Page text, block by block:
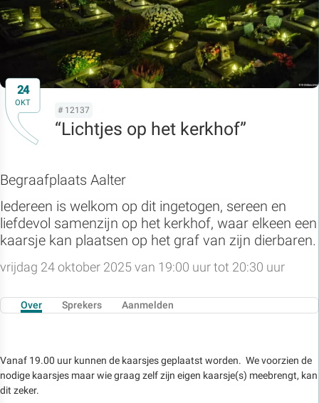
24
OKT
# 12137
“Lichtjes op het kerkhof”
Begraafplaats Aalter
Iedereen is welkom op dit ingetogen, sereen en
liefdevol samenzijn op het kerkhof, waar elkeen een
kaarsje kan plaatsen op het graf van zijn dierbaren.
vrijdag 24 oktober 2025 van 19:00 uur tot 20:30 uur
Over Sprekers Aanmelden
Vanaf 19.00 uur kunnen de kaarsjes geplaatst worden. We voorzien de
nodige kaarsjes maar wie graag zelf zijn eigen kaarsje(s) meebrengt, kan
dit zeker.